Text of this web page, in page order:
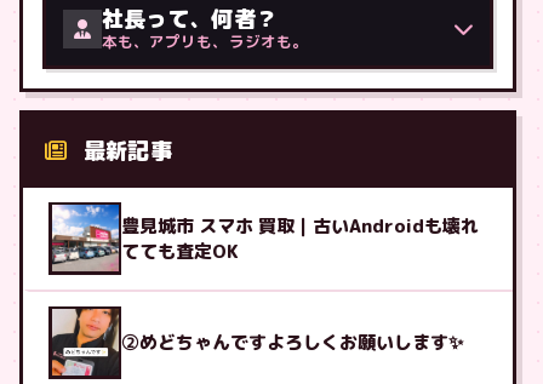
社長って、何者？
本も、アプリも、ラジオも。
最新記事
豊見城市 スマホ 買取｜古いAndroidも壊れ
てても査定OK
②めどちゃんですよろしくお願いします✨